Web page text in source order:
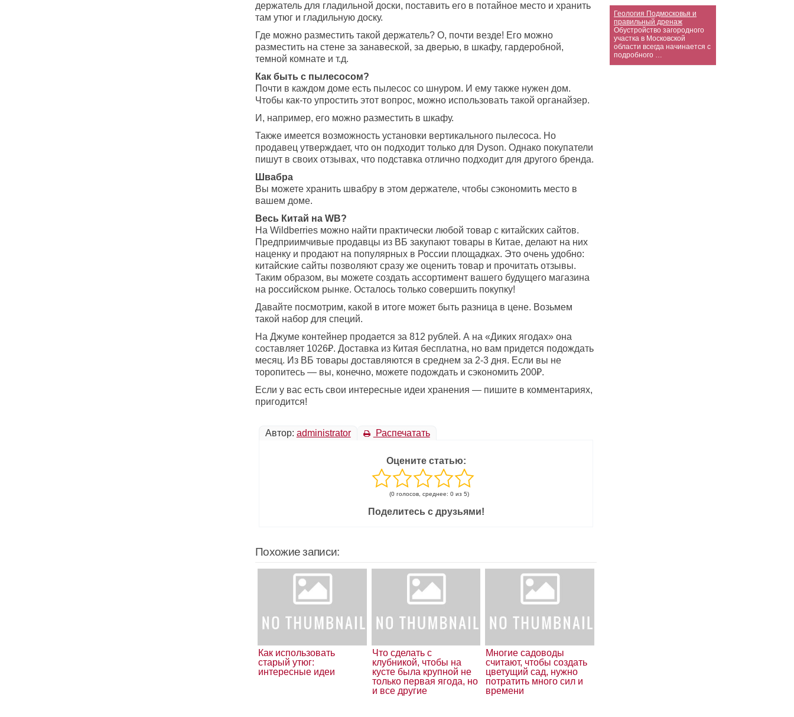
Геология Подмосковья и
правильный дренаж
Обустройство загородного
участка в Московской
области всегда начинается с
подробного …
держатель для гладильной доски, поставить его в потайное место и хранить
там утюг и гладильную доску.
Где можно разместить такой держатель? О, почти везде! Его можно
разместить на стене за занавеской, за дверью, в шкафу, гардеробной,
темной комнате и т.д.
Как быть с пылесосом?
Почти в каждом доме есть пылесос со шнуром. И ему также нужен дом.
Чтобы как-то упростить этот вопрос, можно использовать такой органайзер.
И, например, его можно разместить в шкафу.
Также имеется возможность установки вертикального пылесоса. Но
продавец утверждает, что он подходит только для Dyson. Однако покупатели
пишут в своих отзывах, что подставка отлично подходит для другого бренда.
Швабра
Вы можете хранить швабру в этом держателе, чтобы сэкономить место в
вашем доме.
Весь Китай на WB?
На Wildberries можно найти практически любой товар с китайских сайтов.
Предприимчивые продавцы из ВБ закупают товары в Китае, делают на них
наценку и продают на популярных в России площадках. Это очень удобно:
китайские сайты позволяют сразу же оценить товар и прочитать отзывы.
Таким образом, вы можете создать ассортимент вашего будущего магазина
на российском рынке. Осталось только совершить покупку!
Давайте посмотрим, какой в итоге может быть разница в цене. Возьмем
такой набор для специй.
На Джуме контейнер продается за 812 рублей. А на «Диких ягодах» она
составляет 1026₽. Доставка из Китая бесплатна, но вам придется подождать
месяц. Из ВБ товары доставляются в среднем за 2-3 дня. Если вы не
торопитесь — вы, конечно, можете подождать и сэкономить 200₽.
Если у вас есть свои интересные идеи хранения — пишите в комментариях,
пригодится!
Автор: administrator Распечатать
Оцените статью:
(0 голосов, среднее: 0 из 5)
Поделитесь с друзьями!
Похожие записи:
Как использовать
старый утюг:
интересные идеи
Что сделать с
клубникой, чтобы на
кусте была крупной не
только первая ягода, но
и все другие
Многие садоводы
считают, чтобы создать
цветущий сад, нужно
потратить много сил и
времени